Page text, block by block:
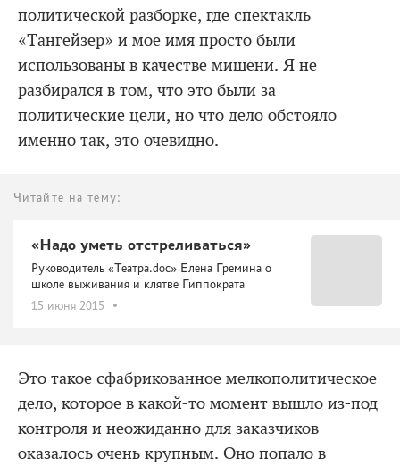
политической разборке, где спектакль
«Тангейзер» и мое имя просто были
использованы в качестве мишени. Я не
разбирался в том, что это были за
политические цели, но что дело обстояло
именно так, это очевидно.
Читайте на тему:
«Надо уметь отстреливаться»
Руководитель «Театра.doc» Елена Гремина о
школе выживания и клятве Гиппократа
15 июня 2015
Это такое сфабрикованное мелкополитическое
дело, которое в какой-то момент вышло из-под
контроля и неожиданно для заказчиков
оказалось очень крупным. Оно попало в